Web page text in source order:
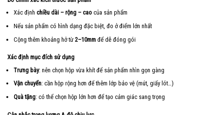
Xác định chiều dài – rộng – caocủa sản phẩm
Nếu sản phẩm có hình dạng đặc biệt, đo ở điểm lớn nhất
Cộng thêm khoảng hở từ 2–10mmđể dễ đóng gói
Xác định mục đích sử dụng
Trưng bày: nên chọn hộp vừa khít để sản phẩm nhìn gọn gàng
Vận chuyển: cần hộp rộng hơn để thêm lớp bảo vệ (mút, giấy lót…)
Quà tặng: có thể chọn hộp lớn hơn để tạo cảm giác sang trọng